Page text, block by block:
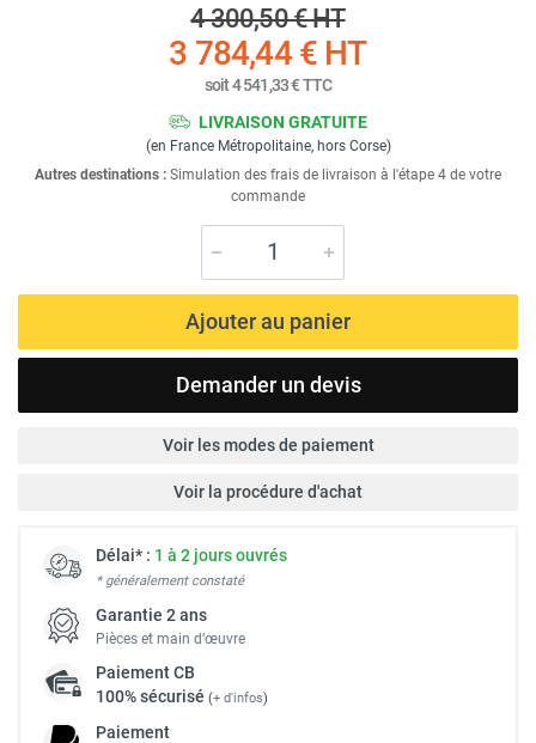
4 300,50 €HT
3 784,44 € HT
soit4 541,33 €TTC
LIVRAISON GRATUITE
(en France Métropolitaine, hors Corse)
Autres destinations : Simulation des frais de livraison à l'étape 4 de votre
commande
Ajouter au panier
Demander un devis
Voir les modes de paiement
Voir la procédure d'achat
Délai* : 1 à 2 jours ouvrés
* généralement constaté
Garantie 2 ans
Pièces et main d’œuvre
PaiementCB
100% sécurisé (+ d'infos)
Paiement